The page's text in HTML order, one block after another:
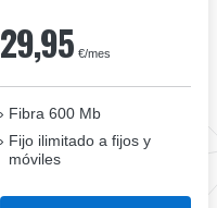
29,95 €/mes
Fibra 600 Mb
Fijo ilimitado a fijos y
móviles